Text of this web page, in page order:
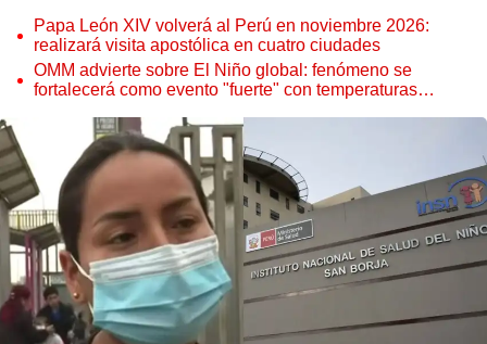
Papa León XIV volverá al Perú en noviembre 2026:
realizará visita apostólica en cuatro ciudades
OMM advierte sobre El Niño global: fenómeno se
fortalecerá como evento "fuerte" con temperaturas